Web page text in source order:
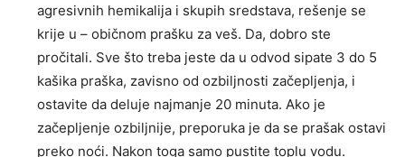
agresivnih hemikalija i skupih sredstava, rešenje se
krije u – običnom prašku za veš. Da, dobro ste
pročitali. Sve što treba jeste da u odvod sipate 3 do 5
kašika praška, zavisno od ozbiljnosti začepljenja, i
ostavite da deluje najmanje 20 minuta. Ako je
začepljenje ozbiljnije, preporuka je da se prašak ostavi
preko noći. Nakon toga samo pustite toplu vodu.